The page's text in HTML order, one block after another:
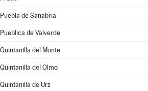
Puebla de Sanabria
Pueblica de Valverde
Quintanilla del Monte
Quintanilla del Olmo
Quintanilla de Urz